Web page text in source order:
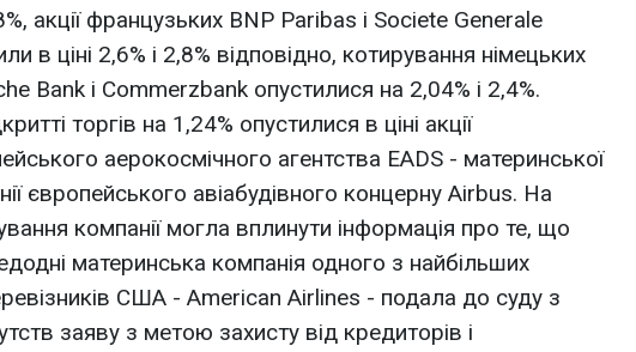
акції французьких BNP Paribas і Societe Generale
в ціні 2,6% і 2,8% відповідно, котирування німецьких
Bank і Commerzbank опустилися на 2,04% і 2,4%.
торгів на 1,24% опустилися в ціні акції
аерокосмічного агентства EADS - материнської
європейського авіабудівного концерну Airbus. На
компанії могла вплинути інформація про те, що
материнська компанія одного з найбільших
США - American Airlines - подала до суду з
заяву з метою захисту від кредиторів і